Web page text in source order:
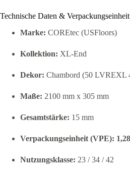
Technische Daten &
Marke: COREtec (USFloors)
Kollektion: XL-End
Dekor: Chambord (50 LVREXL
Maße: 2100 mm x 305 mm
Gesamtstärke: 15 mm
Verpackungseinheit (VPE):
Nutzungsklasse: 23 / 34 / 42